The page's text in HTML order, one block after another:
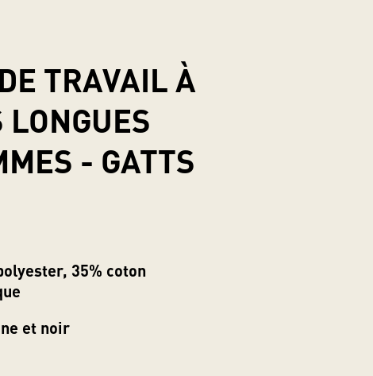
TRAVAIL À
- GATTS
35% coton
et noir